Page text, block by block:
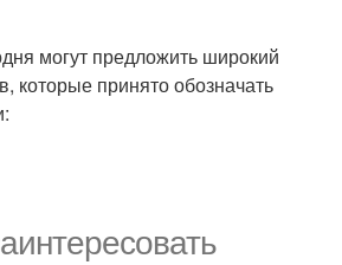
могут предложить широкий
которые принято обозначать